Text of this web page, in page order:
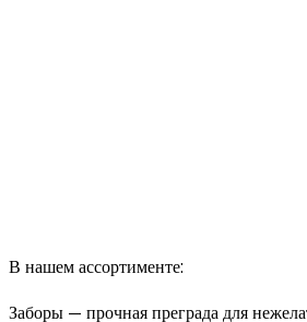
В нашем ассортименте:
Заборы — прочная преграда для